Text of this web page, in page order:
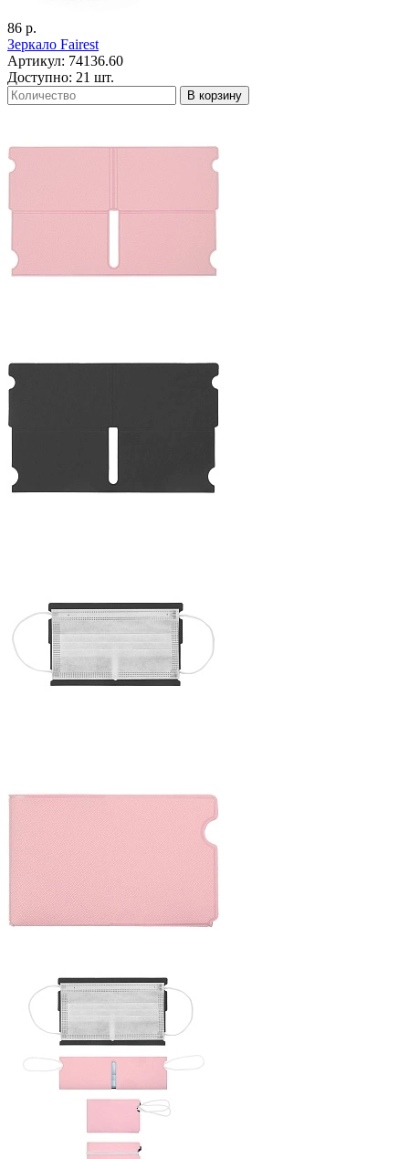
86 р.
Зеркало Fairest
Артикул: 74136.60
Доступно: 21 шт.
В корзину